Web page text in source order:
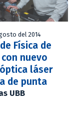
del 2014
Física de
nuevo
láser
de punta
UBB